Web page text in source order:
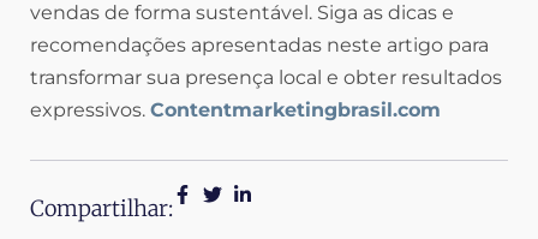
vendas de forma sustentável. Siga as dicas e
recomendações apresentadas neste artigo para
transformar sua presença local e obter resultados
expressivos. Contentmarketingbrasil.com
Compartilhar: